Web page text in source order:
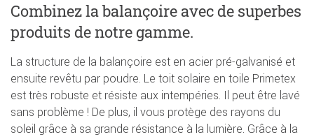
Combinez la balançoire avec de superbes
produits de notre gamme.
La structure de la balançoire est en acier pré-galvanisé et
ensuite revêtu par poudre. Le toit solaire en toile Primetex
est très robuste et résiste aux intempéries. Il peut être lavé
sans problème ! De plus, il vous protège des rayons du
soleil grâce à sa grande résistance à la lumière. Grâce à la